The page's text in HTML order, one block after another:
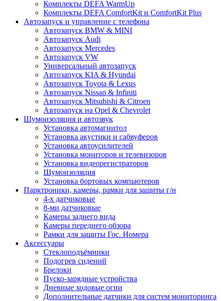
Комплекты DEFA WarmUp
Комплекты DEFA ComfortKit и ComfortKit Plus
Автозапуск и управление с телефона
Автозапуск BMW & MINI
Автозапуск Audi
Автозапуск Mercedes
Автозапуск VW
Универсальный автозапуск
Автозапуск KIA & Hyundai
Автозапуск Toyota & Lexus
Автозапуск Nissan & Infiniti
Автозапуск Mitsubishi & Citroen
Автозапуск на Opel & Chevrolet
Шумоизоляция и автозвук
Установка автомагнитол
Установка акустики и сабвуферов
Установка автоусилителей
Установка мониторов и телевизоров
Установка видеорегистраторов
Шумоизоляция
Установка бортовых компьютеров
Парктроники, камеры, рамки для защиты г/н
4-х датчиковые
8-ми датчиковые
Камеры заднего вида
Камеры переднего обзора
Рамки для защиты Гос. Номера
Аксессуары
Стеклоподъёмники
Подогрев сидений
Брелоки
Пуско-зарядные устройства
Дневные ходовые огни
Дополнительные датчики для систем мониторинга